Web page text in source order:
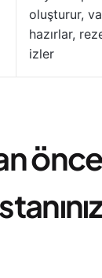
oluşturur,
hazırlar,
izler